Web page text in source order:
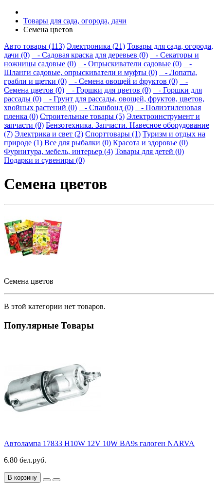
Товары для сада, огорода, дачи
Семена цветов
Авто товары (113) Электроника (21) Товары для сада, огорода,
дачи (0)
- Садовая краска для деревьев (0)
- Секаторы и
ножницы садовые (0)
- Опрыскиватели садовые (0)
-
Шланги садовые, опрыскиватели и муфты (0)
- Лопаты,
грабли и щетки (0)
- Семена овощей и фруктов (0)
-
Семена цветов (0)
- Горшки для цветов (0)
- Горшки для
рассады (0)
- Грунт для рассады, овощей, фруктов, цветов,
хвойных растений (0)
- Спанбонд (0)
- Полиэтиленовая
пленка (0) Строительные товары (5) Электроинструмент и
запчасти (0) Бензотехника. Запчасти. Навесное оборудование
(7) Электрика и свет (2) Спорттовары (1) Туризм и отдых на
природе (1) Все для рыбалки (0) Красота и здоровье (0)
Фурнитура, мебель, интерьер (4) Товары для детей (0)
Подарки и сувениры (0)
Семена цветов
Семена цветов
В этой категории нет товаров.
Популярные Товары
Автолампа 17833 H10W 12V 10W BA9s галоген NARVA
6.80 бел.руб.
В корзину